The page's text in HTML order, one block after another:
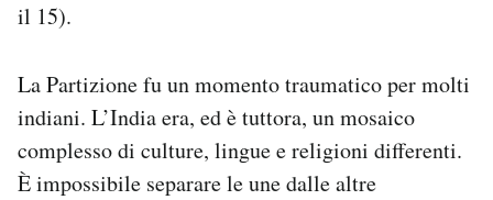
il 15).
La Partizione fu un momento traumatico per molti
indiani. L’India era, ed è tuttora, un mosaico
complesso di culture, lingue e religioni differenti.
È impossibile separare le une dalle altre